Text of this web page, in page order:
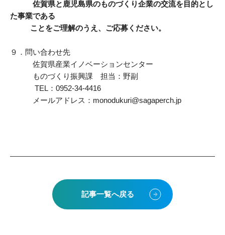
佐賀県と鹿児島県のものづくり企業の交流を目的とし
た事業である
ことをご理解のうえ、ご応募ください。
９．問い合わせ先
佐賀県産業イノベーションセンター
ものづくり振興課 担当：野副
TEL：0952-34-4416
メールアドレス：monodukuri@sagaperch.jp
記事一覧へ戻る